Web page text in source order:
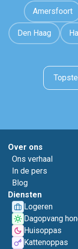
Amersfoort
Den Haag
Over ons
Ons verhaal
In de pers
Blog
Diensten
Logeren
Dagopvang
Huisoppas
Kattenoppas